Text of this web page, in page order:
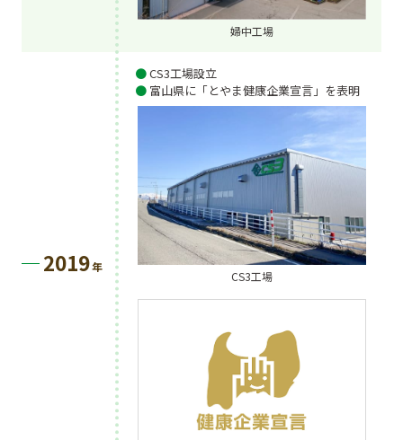
婦中工場
2019年
CS3工場設立
富山県に「とやま健康企業宣言」を表明
CS3工場